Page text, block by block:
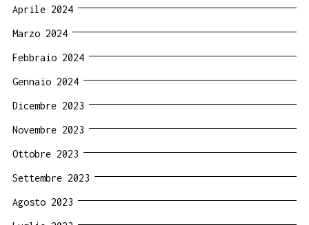
Aprile 2024
Marzo 2024
Febbraio 2024
Gennaio 2024
Dicembre 2023
Novembre 2023
Ottobre 2023
Settembre 2023
Agosto 2023